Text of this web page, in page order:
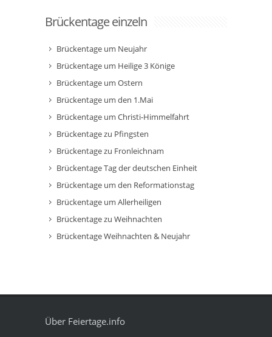
Brückentage einzeln
Brückentage um Neujahr
Brückentage um Heilige 3 Könige
Brückentage um Ostern
Brückentage um den 1.Mai
Brückentage um Christi-Himmelfahrt
Brückentage zu Pfingsten
Brückentage zu Fronleichnam
Brückentage Tag der deutschen Einheit
Brückentage um den Reformationstag
Brückentage um Allerheiligen
Brückentage zu Weihnachten
Brückentage Weihnachten & Neujahr
Über Feiertage.info